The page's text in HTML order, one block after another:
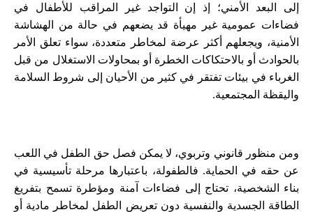
إلى البعد الأمني؛ إذ إن التواجد غير المراقب للأطفال في
فضاءات عمومية غير مهيأة قد يضعهم في حالة من الهشاشة
الأمنية، ويجعلهم أكثر عرضة لمخاطر متعددة، سواء تعلق الأمر
بالحوادث أو بالاحتكاكات الخطرة أو بمحاولات الاستغلال من قبل
الغرباء في بيئات تفتقر في كثير من الأحيان إلى شروط السلامة
واليقظة المجتمعية.
ومن منظور قانوني وتربوي، لا يمكن فصل حق الطفل في اللعب
عن حقه في الحماية. فالطفولة، باعتبارها مرحلة تأسيسية في
بناء الشخصية، تحتاج إلى فضاءات آمنة ومؤطرة تسمح بتفريغ
الطاقة الجسدية والنفسية دون تعريض الطفل لمخاطر مادية أو